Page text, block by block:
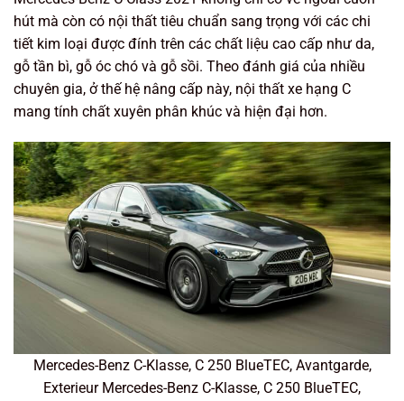
hút mà còn có nội thất tiêu chuẩn sang trọng với các chi
tiết kim loại được đính trên các chất liệu cao cấp như da,
gỗ tần bì, gỗ óc chó và gỗ sồi. Theo đánh giá của nhiều
chuyên gia, ở thế hệ nâng cấp này, nội thất xe hạng C
mang tính chất xuyên phân khúc và hiện đại hơn.
Mercedes-Benz C-Klasse, C 250 BlueTEC, Avantgarde,
Exterieur Mercedes-Benz C-Klasse, C 250 BlueTEC,